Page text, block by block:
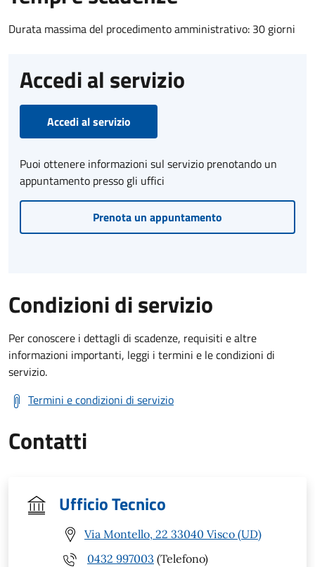
Durata massima del procedimento amministrativo: 30 giorni
Accedi al servizio
Accedi al servizio
Puoi ottenere informazioni sul servizio prenotando un
appuntamento presso gli uffici
Prenota un appuntamento
Condizioni di servizio
Per conoscere i dettagli di scadenze, requisiti e altre
informazioni importanti, leggi i termini e le condizioni di
servizio.
Termini e condizioni di servizio
Contatti
Ufficio Tecnico
Via Montello, 22 33040 Visco (UD)
0432 997003 (Telefono)